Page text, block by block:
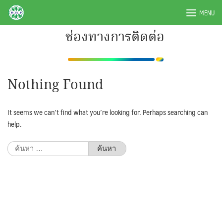
SkipBRPAUTO.COM MENU
ช่องทางการติดต่อ
Nothing Found
It seems we can’t find what you’re looking for. Perhaps searching can
help.
ค้นหา
สำหรับ: